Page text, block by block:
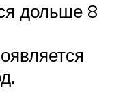
дольше 8